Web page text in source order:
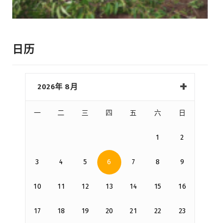
日历
2026年 8月
一 二 三 四 五 六 日
1 2
3 4 5 6 7 8 9
10 11 12 13 14 15 16
17 18 19 20 21 22 23